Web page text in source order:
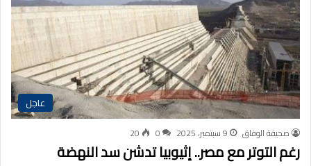
عاجل
صحيفة الوفاق 9 سبتمبر، 2025 0
20
رغم التوتر مع مصر.. إثيوبيا تدشن سد النهضة